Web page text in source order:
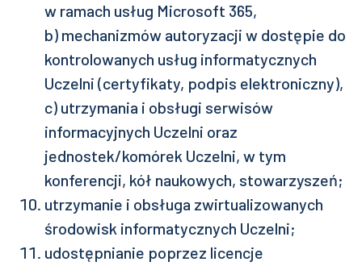
w ramach usług Microsoft 365,
b) mechanizmów autoryzacji w dostępie do
kontrolowanych usług informatycznych
Uczelni (certyfikaty, podpis elektroniczny),
c) utrzymania i obsługi serwisów
informacyjnych Uczelni oraz
jednostek/komórek Uczelni, w tym
konferencji, kół naukowych, stowarzyszeń;
utrzymanie i obsługa zwirtualizowanych
środowisk informatycznych Uczelni;
udostępnianie poprzez licencje